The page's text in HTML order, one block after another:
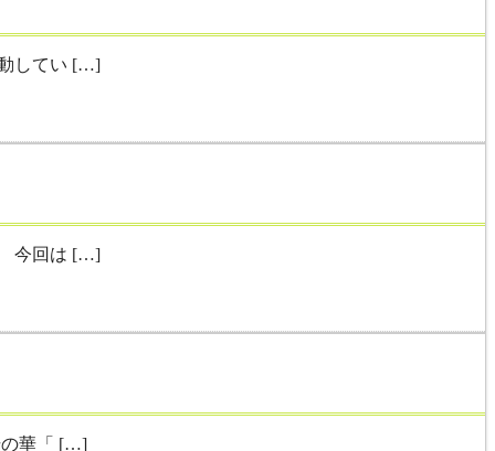
してい […]
今回は […]
の華「 […]